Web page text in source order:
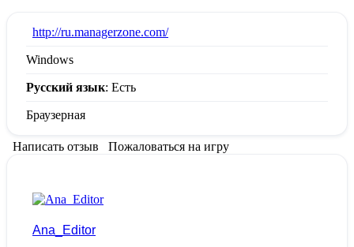
http://ru.managerzone.com/
Windows
Русский язык: Есть
Браузерная
Написать отзыв Пожаловаться на игру
Ana_Editor